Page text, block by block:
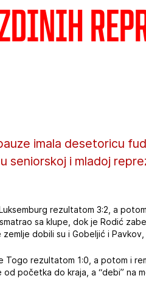
imala desetoricu
seniorskoj i mladoj
rezultatom 3:2, a
sa klupe, dok je Rodić
dobili su i Gobeljić i
Togo rezultatom 1:0, a potom i
početka do kraja, a “debi” na